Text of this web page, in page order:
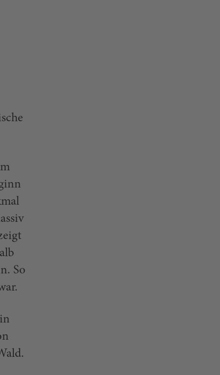
So